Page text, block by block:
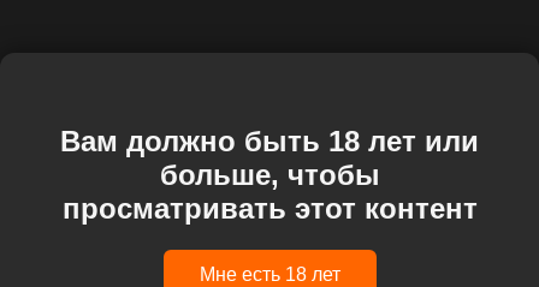
Вам должно быть 18 лет или
больше, чтобы
просматривать этот контент
Мне есть 18 лет